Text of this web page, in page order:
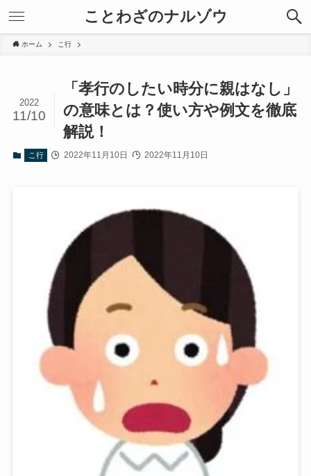
ことわざのナルゾウ
ホーム こ行
「孝行のしたい時分に親はなし」
の意味とは？使い方や例文を徹底
解説！
2022
11/10
こ行 2022年11月10日 2022年11月10日